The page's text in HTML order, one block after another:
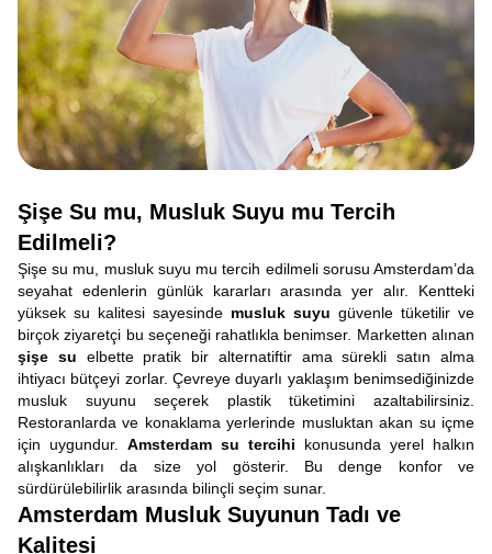
Şişe Su mu, Musluk Suyu mu Tercih
Edilmeli?
Şişe su mu, musluk suyu mu tercih edilmeli sorusu Amsterdam’da
seyahat edenlerin günlük kararları arasında yer alır. Kentteki
yüksek su kalitesi sayesinde musluk suyu güvenle tüketilir ve
birçok ziyaretçi bu seçeneği rahatlıkla benimser. Marketten alınan
şişe su elbette pratik bir alternatiftir ama sürekli satın alma
ihtiyacı bütçeyi zorlar. Çevreye duyarlı yaklaşım benimsediğinizde
musluk suyunu seçerek plastik tüketimini azaltabilirsiniz.
Restoranlarda ve konaklama yerlerinde musluktan akan su içme
için uygundur. Amsterdam su tercihi konusunda yerel halkın
alışkanlıkları da size yol gösterir. Bu denge konfor ve
sürdürülebilirlik arasında bilinçli seçim sunar.
Amsterdam Musluk Suyunun Tadı ve
Kalitesi